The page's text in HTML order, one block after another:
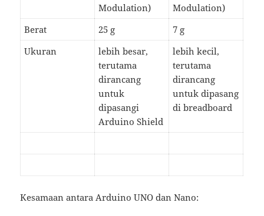
Modulation)
Modulation)
Berat
25 g
7 g
Ukuran
lebih besar,
terutama
dirancang
untuk
dipasangi
Arduino Shield
lebih kecil,
terutama
dirancang
untuk dipasang
di breadboard
Kesamaan antara Arduino UNO dan Nano: